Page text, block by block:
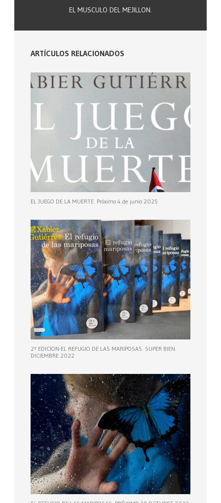
EL MUSCULO DEL MEJILLON.
ARTÍCULOS RELACIONADOS
EL JUEGO DE LA MUERTE. Próximo 4 de junio 2025
2ª EDICION-EL REFUGIO DE LAS MARIPOSAS. SUPER BIEN.
DICIEMBRE 2022